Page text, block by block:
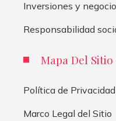
Inversiones y
Responsabilidad
Mapa Del Sitio
Política de Privacidad
Marco Legal del Sitio